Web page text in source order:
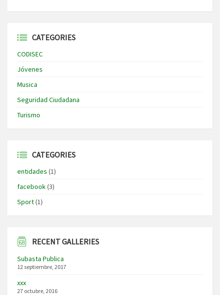
CATEGORIES
CODISEC
Jóvenes
Musica
Seguridad Ciudadana
Turismo
CATEGORIES
entidades (1)
facebook(3)
Sport(1)
RECENT GALLERIES
Subasta Publica
12 septiembre, 2017
xxx
27 octubre, 2016